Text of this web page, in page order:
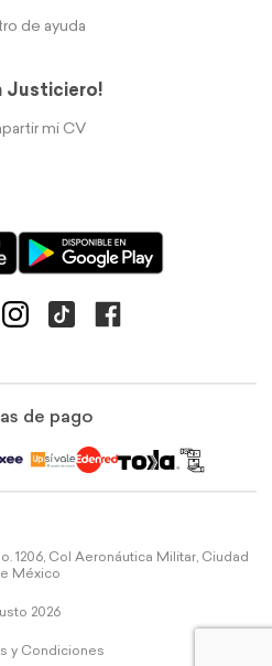
de ayuda
Justiciero!
mi CV
de pago
1206, Col Aeronáutica Militar, Ciudad
México
2026
y Condiciones